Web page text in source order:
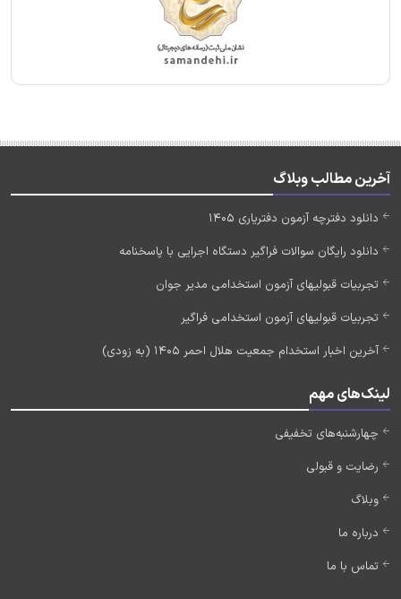
آخرین مطالب وبلاگ
دانلود دفترچه آزمون دفتریاری 1405
دانلود رایگان سوالات فراگیر دستگاه اجرایی با پاسخنامه
تجربیات قبولیهای آزمون استخدامی مدیر جوان
تجربیات قبولیهای آزمون استخدامی فراگیر
آخرین اخبار استخدام جمعیت هلال احمر 1405 (به زودی)
لینک‌های مهم
چهارشنبه‌های تخفیفی
رضایت و قبولی
وبلاگ
درباره ما
تماس با ما